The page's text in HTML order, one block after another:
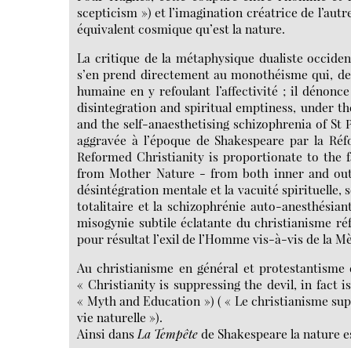
scepticism ») et l’imagination créatrice de
équivalent cosmique qu’est la nature.
La critique de la métaphysique dualiste
s’en prend directement au monothéisme qui,
humaine en y refoulant l’affectivité ; il
disintegration and spiritual emptiness, under
and the self-anaesthetising schizophrenia of
aggravée à l’époque de Shakespeare par la
Reformed Christianity is proportionate to the
from Mother Nature - from both inner and
désintégration mentale et la vacuité spirituelle,
totalitaire et la schizophrénie auto-
misogynie subtile éclatante du christianisme
pour résultat l’exil de l’Homme vis-à-vis de la
Au christianisme en général et
« Christianity is suppressing the devil, in fact
« Myth and Education ») ( « Le christianisme
vie naturelle »).
Ainsi dans La Tempêtede Shakespeare la nature